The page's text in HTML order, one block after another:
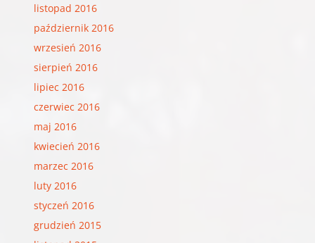
listopad 2016
październik 2016
wrzesień 2016
sierpień 2016
lipiec 2016
czerwiec 2016
maj 2016
kwiecień 2016
marzec 2016
luty 2016
styczeń 2016
grudzień 2015